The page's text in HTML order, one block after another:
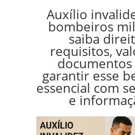
Auxílio
bombeiros
saiba
requisitos,
garantir esse
essencial com
e